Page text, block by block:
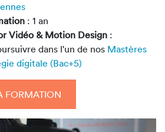
: 1 an
Vidéo & Motion Design :
dans l'un de nos Mastères
digitale (Bac+5)
FORMATION